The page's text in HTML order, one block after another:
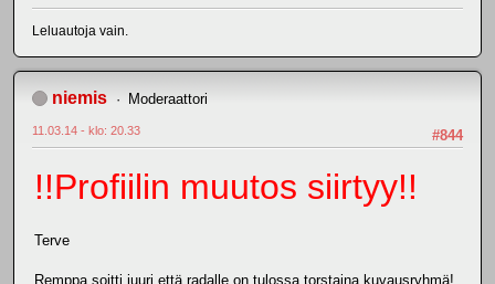
Leluautoja vain.
niemis Moderaattori
#844
11.03.14 - klo: 20.33
!!Profiilin muutos siirtyy!!
Terve
Remppa soitti juuri että radalle on tulossa torstaina kuvausryhmä!